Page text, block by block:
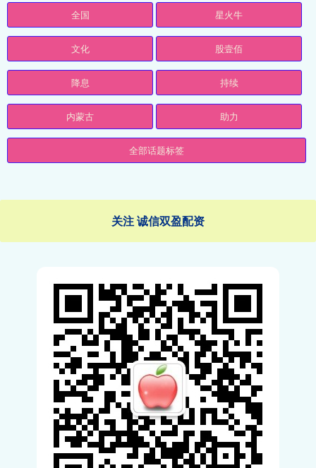
全国 星火牛
文化 股壹佰
降息 持续
内蒙古 助力
全部话题标签
关注 诚信双盈配资